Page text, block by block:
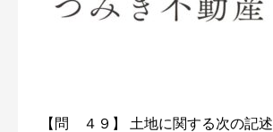
【問 ４９】 土地に関する次の記